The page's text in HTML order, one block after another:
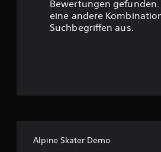
Bewertungen
eine andere
Suchbegriffen aus.
Alpine Skater Demo